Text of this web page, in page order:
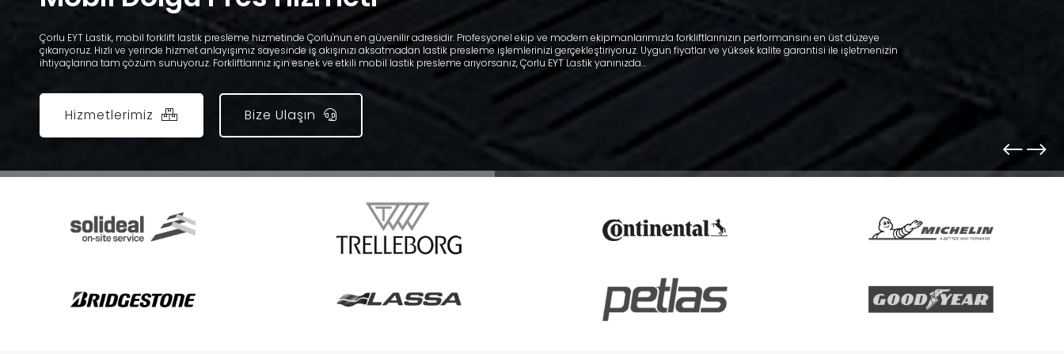
Çorlu EYT Lastik, mobil forklift lastik presleme hizmetinde Çorlu'nun en güvenilir adresidir. Profesyonel ekip ve modern ekipmanlarımızla forkliftlarınızın performansını en üst düzeye
çıkarıyoruz. Hızlı ve yerinde hizmet anlayışımız sayesinde iş akışınızı aksatmadan lastik presleme işlemlerinizi gerçekleştiriyoruz. Uygun fiyatlar ve yüksek kalite garantisi ile işletmenizin
ihtiyaçlarına tam çözüm sunuyoruz. Forkliftlarınız için esnek ve etkili mobil lastik presleme arıyorsanız, Çorlu EYT Lastik yanınızda...
Hizmetlerimiz Bize Ulaşın